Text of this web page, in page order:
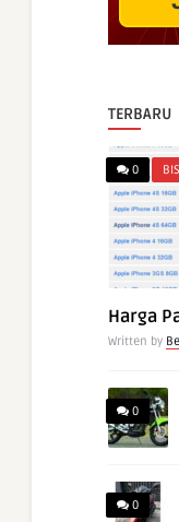
TERBARU
0
Harga
Written by
0
0